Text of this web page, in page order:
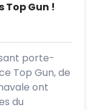
Gun !
porte-
Top Gun, de
ont
du